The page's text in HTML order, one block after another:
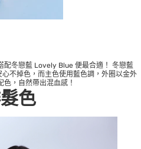
配冬戀藍 Lovely Blue 便最合適！ 冬戀藍
不掉色，而主色使用藍色調，外圈以金外
，自然帶出混血感！⠀
色